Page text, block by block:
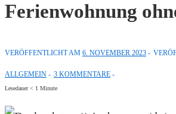
Ferienwohnung
VERÖFFENTLICHT AM 6. NOVEMBER 2023
ALLGEMEIN 3 KOMMENTARE
Lesedauer < 1 Minute